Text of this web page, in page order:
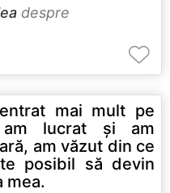
despre
mai mult pe
am lucrat şi am
am văzut din ce
posibil să devin
mea.